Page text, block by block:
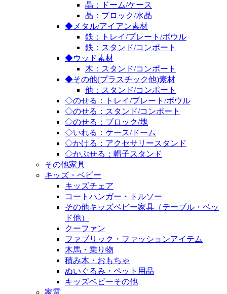
晶：ドーム/ケース
晶：ブロック/水晶
◆メタル/アイアン素材
鉄：トレイ/プレート/ボウル
鉄：スタンド/コンポート
◆ウッド素材
木：スタンド/コンポート
◆その他(プラスチック他)素材
他：スタンド/コンポート
◇のせる：トレイ/プレート/ボウル
◇のせる：スタンド/コンポート
◇のせる：ブロック/塊
◇いれる：ケース/ドーム
◇かける：アクセサリースタンド
◇かぶせる：帽子スタンド
その他家具
キッズ・ベビー
キッズチェア
コートハンガー・トルソー
その他キッズベビー家具（テーブル・ベッ
ド他）
クーファン
ファブリック・ファッションアイテム
木馬・乗り物
積み木・おもちゃ
ぬいぐるみ・ペット用品
キッズベビーその他
家電